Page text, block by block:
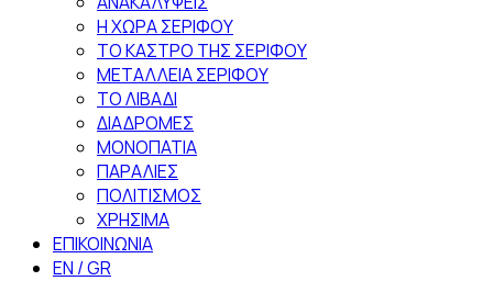
Η ΧΩΡΑ ΣΕΡΙΦΟΥ
ΤΟ ΚΑΣΤΡΟ ΤΗΣ ΣΕΡΙΦΟΥ
ΜΕΤΑΛΛΕΙΑ ΣΕΡΙΦΟΥ
ΤΟ ΛΙΒΑΔΙ
ΔΙΑΔΡΟΜΕΣ
ΜΟΝΟΠΑΤΙΑ
ΠΑΡΑΛΙΕΣ
ΠΟΛΙΤΙΣΜΟΣ
ΧΡΗΣΙΜΑ
ΕΠΙΚΟΙΝΩΝΙΑ
EN / GR